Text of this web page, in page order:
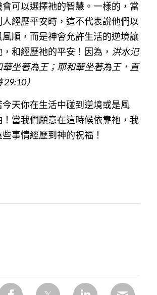
可以選擇祂的智慧。一樣的，當
經歷平安時，這不代表說他們以
順，而是神會允許生活的逆境讓
和經歷祂的平安！因為， 洪水氾
華坐著為王；耶和華坐著為王，直
）
今天你在生活中碰到逆境或是風
當我們願意在這時候依靠祂，我
事情經歷到神的祝福！